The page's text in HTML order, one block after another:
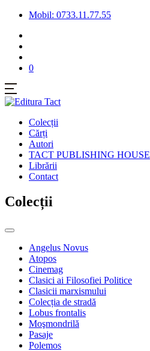
Mobil: 0733.11.77.55
0
Colecții
Cărți
Autori
TACT PUBLISHING HOUSE
Librării
Contact
Colecții
Angelus Novus
Atopos
Cinemag
Clasici ai Filosofiei Politice
Clasicii marxismului
Colecția de stradă
Lobus frontalis
Moşmondrilă
Pasaje
Polemos